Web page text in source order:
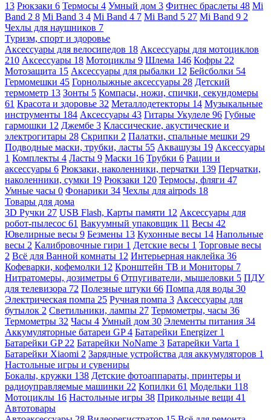
13 Рюкзаки 6 Термосы 4 Умный дом 3 Фитнес браслеты 48 Mi
Band 2 8 Mi Band 3 4 Mi Band 4 7 Mi Band 5 27 Mi Band 9 2
Чехлы для наушников 7
Туризм, спорт и здоровье
Аксессуары для велосипедов 18 Аксессуары для мотоциклов
210 Аксессуары 18 Мотоциклы 9 Шлема 146 Кофры 22
Мотозащита 15 Аксессуары для рыбалки 12 Бейсболки 54
Гермомешки 45 Горнолыжные аксессуары 28 Детский
термометр 13 Зонты 5 Компасы, ножи, спички, секундомеры
61 Красота и здоровье 32 Металлодетекторы 14 Музыкальные
инструменты 184 Аксессуары 43 Гитары Укулеле 96 Губные
гармошки 12 Джембе 3 Классические, акустические и
электрогитары 28 Скрипки 2 Палатки, спальные мешки 29
Подводные маски, трубки, ласты 55 Аквашузы 19 Аксессуары
1 Комплекты 4 Ласты 9 Маски 16 Трубки 6 Рации и
аксессуары 6 Рюкзаки, наколенники, перчатки 139 Перчатки,
наколенники, сумки 19 Рюкзаки 120 Термосы, фляги 47
Умные часы 0 Фонарики 34 Чехлы для airpods 18
Товары для дома
3D Ручки 27 USB Flash, Карты памяти 12 Аксессуары для
робот-пылесос 61 Вакуумный упаковщик 11 Весы 42
Ювелирные весы 9 Безмены 13 Кухонные весы 14 Напольные
весы 2 Калибровочные гири 1 Детские весы 1 Торговые весы
2 Всё для Ванной комнаты 12 Интерьерная наклейка 36
Кофеварки, кофемолки 12 Кронштейн ТВ и Мониторы 7
Нитратомеры, дозиметры 6 Отпугиватели, мышеловки 5 ПДУ
для телевизора 72 Полезные штуки 66 Помпа для воды 30
Электрическая помпа 25 Ручная помпа 3 Аксессуары для
бутылок 2 Светильники, лампы 27 Термометры, часы 36
Термометры 32 Часы 4 Умный дом 30 Элементы питания 34
Аккумуляторные батареи GP4 Батарейки Energizer 1
Батарейки GP 22 Батарейки NoName 3 Батарейки Varta 1
Батарейки Xiaomi 2 Зарядные устройства для аккумуляторов 1
Настольные игры и сувениры
Бокалы, кружки 138 Детские фотоаппараты, принтеры и
радиоуправляемые машинки 22 Копилки 61 Модельки 118
Мотоциклы 16 Настольные игры 38 Прикольные вещи 41
Автотовары